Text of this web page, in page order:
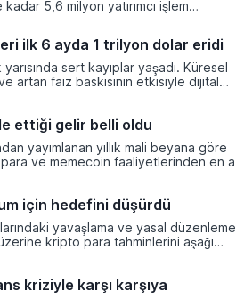
5,6 milyon yatırımcı işlem
ilk 6 ayda 1 trilyon dolar eridi
sert kayıplar yaşadı. Küresel
artan faiz baskısının etkisiyle dijital
ettiği gelir belli oldu
yayımlanan yıllık mali beyana göre
para ve memecoin faaliyetlerinden en
için hedefini düşürdü
yavaşlama ve yasal düzenleme
kripto para tahminlerini aşağı
kriziyle karşı karşıya